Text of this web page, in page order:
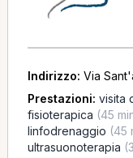
Indirizzo: Via
Prestazioni: visita
fisioterapica (45
linfodrenaggio (45
ultrasuonoterapia